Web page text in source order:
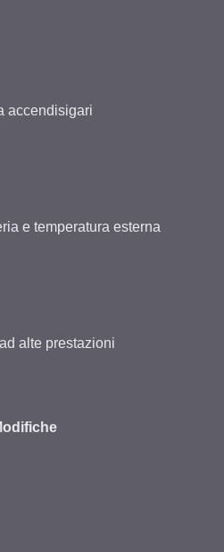
accendisigari
e temperatura esterna
alte prestazioni